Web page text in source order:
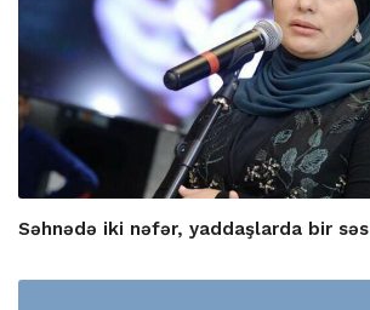
Səhnədə iki nəfər, yaddaşlarda bir səs